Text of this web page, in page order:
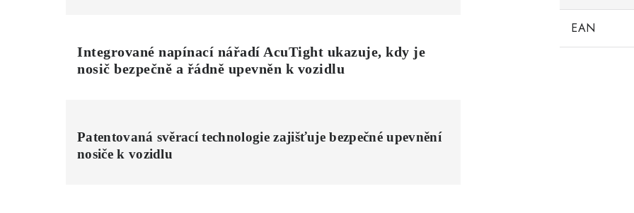
Integrované napínací nářadí AcuTight ukazuje, kdy je
nosič bezpečně a řádně upevněn k vozidlu
Patentovaná svěrací technologie zajišťuje bezpečné upevnění
nosiče k vozidlu
EAN